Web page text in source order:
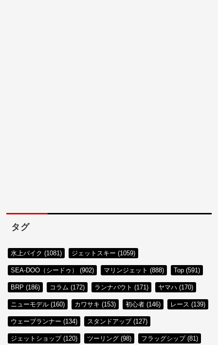
タグ
水上バイク (1081) ジェットスキー (1059)
SEA-DOO（シードゥ） (902) マリンジェット (888) Top (591)
BRP (186) コラム (172) ランナバウト (171) ヤマハ (170)
ニューモデル (160) カワサキ (153) 初心者 (146) レース (139)
ウェーブランナー (134) スタンドアップ (127)
ジェットショップ (120) ツーリング (98) フラッグシップ (81)